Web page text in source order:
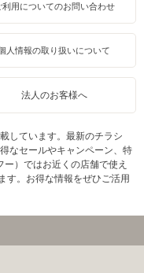
利用についてのお問い合わせ
人情報の取り扱いについて
法人のお客様へ
しています。最新のチラシ
なセールやキャンペーン、特
）ではお近くの店舗で使え
す。お得な情報をぜひご活用